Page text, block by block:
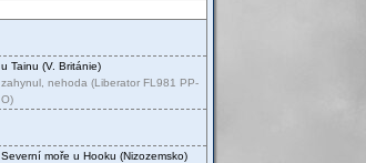
u Tainu (V. Británie)
zahynul, nehoda (Liberator FL981 PP-
O)
Severní moře u Hooku (Nizozemsko)